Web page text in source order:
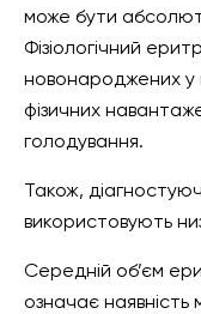
може бути
Фізіологічний
новонароджених у
фізичних
голодування.
Також,
використовують
Середній об’єм
означає наявність